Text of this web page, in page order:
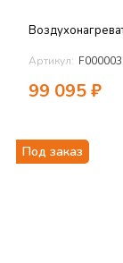
Артикул:
99 095₽
Под заказ